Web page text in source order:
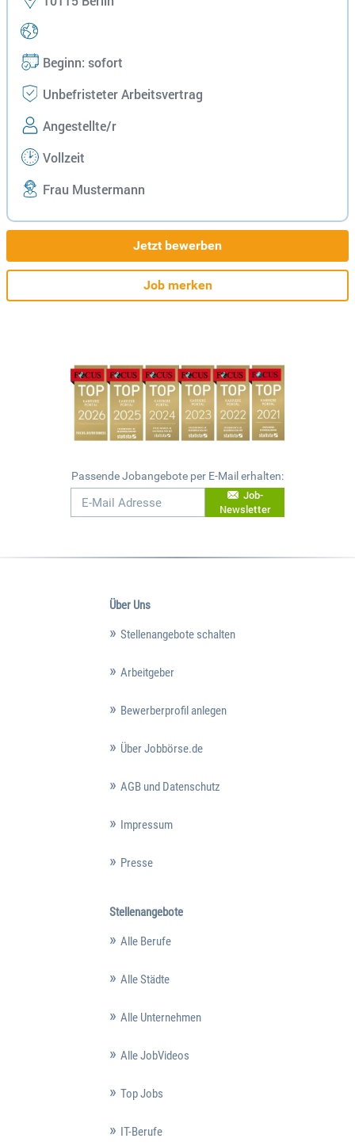
Beginn: sofort
Unbefristeter Arbeitsvertrag
Angestellte/r
Vollzeit
Frau Mustermann
Jetzt bewerben
Job merken
Passende Jobangebote per E-Mail erhalten:
Job-
Newsletter
Über Uns
Stellenangebote schalten
Arbeitgeber
Bewerberprofil anlegen
Über Jobbörse.de
AGB und Datenschutz
Impressum
Presse
Stellenangebote
Alle Berufe
Alle Städte
Alle Unternehmen
Alle JobVideos
Top Jobs
IT-Berufe